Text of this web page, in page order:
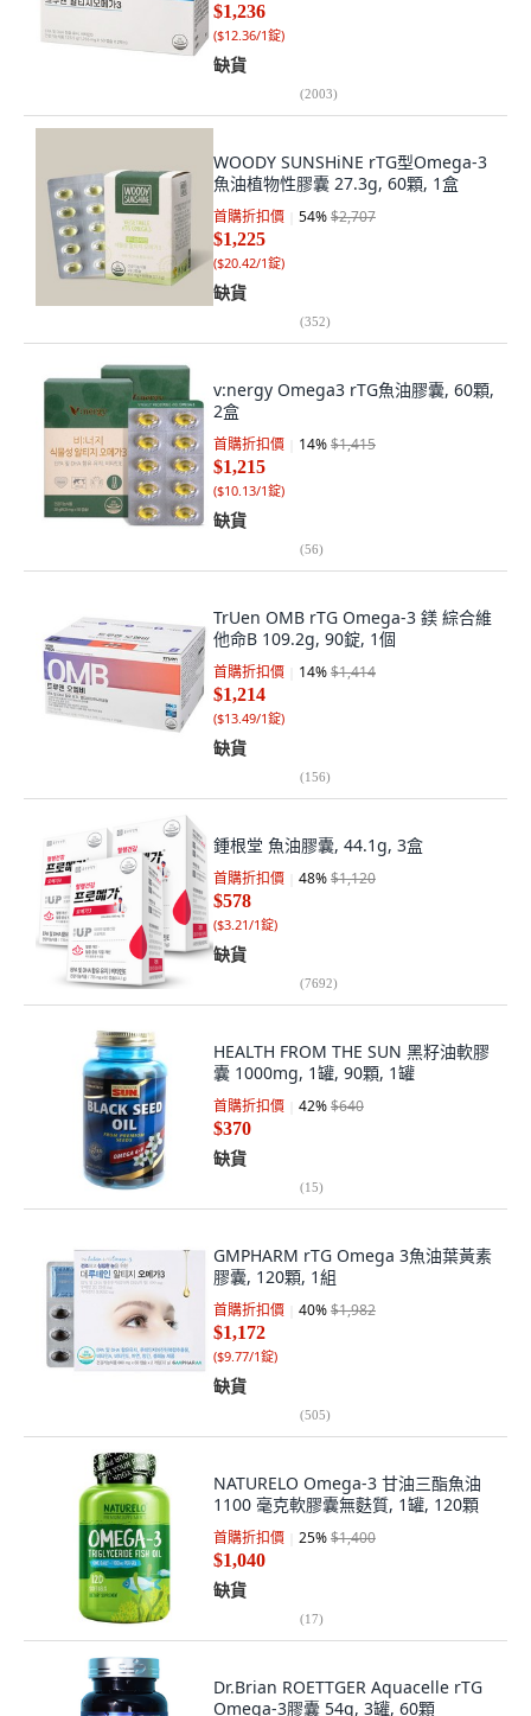
$1,236
($12.36/1錠)
缺貨
(2003)
WOODY SUNSHiNE rTG型Omega-3
魚油植物性膠囊 27.3g, 60顆, 1盒
首購折扣價 54%$2,707
$1,225
($20.42/1錠)
缺貨
(352)
v:nergy Omega3 rTG魚油膠囊, 60顆,
2盒
首購折扣價 14%$1,415
$1,215
($10.13/1錠)
缺貨
(56)
TrUen OMB rTG Omega-3 鎂 綜合維
他命B 109.2g, 90錠, 1個
首購折扣價 14%$1,414
$1,214
($13.49/1錠)
缺貨
(156)
鍾根堂 魚油膠囊, 44.1g, 3盒
首購折扣價 48%$1,120
$578
($3.21/1錠)
缺貨
(7692)
HEALTH FROM THE SUN 黑籽油軟膠
囊 1000mg, 1罐, 90顆, 1罐
首購折扣價 42%$640
$370
缺貨
(15)
GMPHARM rTG Omega 3魚油葉黃素
膠囊, 120顆, 1組
首購折扣價 40%$1,982
$1,172
($9.77/1錠)
缺貨
(505)
NATURELO Omega-3 甘油三酯魚油
1100 毫克軟膠囊無麩質, 1罐, 120顆
首購折扣價 25%$1,400
$1,040
缺貨
(17)
Dr.Brian ROETTGER Aquacelle rTG
Omega-3膠囊 54g, 3罐, 60顆